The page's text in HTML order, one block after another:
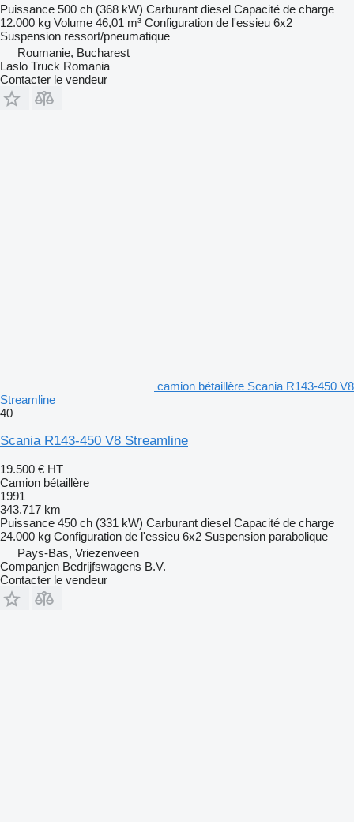
Puissance 500 ch (368 kW) Carburant diesel Capacité de charge
12.000 kg Volume 46,01 m³ Configuration de l'essieu 6x2
Suspension ressort/pneumatique
Roumanie, Bucharest
Laslo Truck Romania
Contacter le vendeur
camion bétaillère Scania R143-450 V8
Streamline
40
Scania R143-450 V8 Streamline
19.500 € HT
Camion bétaillère
1991
343.717 km
Puissance 450 ch (331 kW) Carburant diesel Capacité de charge
24.000 kg Configuration de l'essieu 6x2 Suspension parabolique
Pays-Bas, Vriezenveen
Companjen Bedrijfswagens B.V.
Contacter le vendeur